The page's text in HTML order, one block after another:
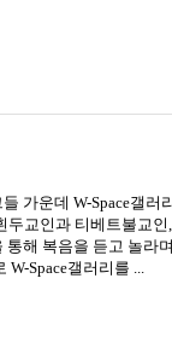
가운데 W-Space갤
교인과 티베트불교
해 복음을 듣고 놀라
Space갤러리를 ...